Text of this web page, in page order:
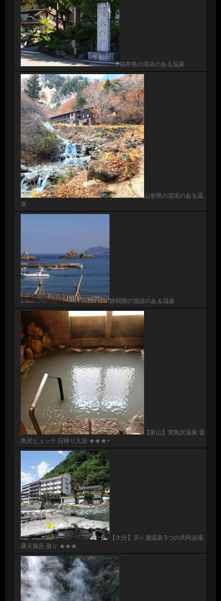
福井県の混浴のある温泉
山形県の混浴のある温
泉
静岡県の混浴のある温泉
【富山】雷鳥沢温泉 雷
鳥沢ヒュッテ 日帰り入浴 ★★★+
【大分】天ヶ瀬温泉 5つの共同浴場
露天風呂 巡り ★★★